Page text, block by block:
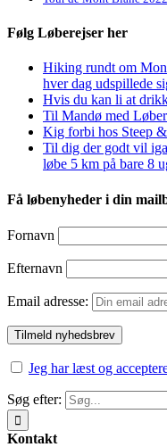
Følg Løberejser her
Hiking rundt om
hver dag udspillede
Hvis du kan li at
Til Mandø med
Kig forbi hos Steep
Til dig der godt vil
løbe 5 km på bare 8
Få løbenyheder i din
Fornavn
Efternavn
Email adresse:
Jeg har læst og
Søg efter:
Kontakt